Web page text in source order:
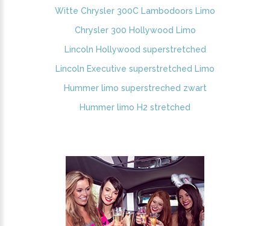
Witte Chrysler 300C Lambodoors Limo
Chrysler 300 Hollywood Limo
Lincoln Hollywood superstretched
Lincoln Executive superstretched Limo
Hummer limo superstreched zwart
Hummer limo H2 stretched